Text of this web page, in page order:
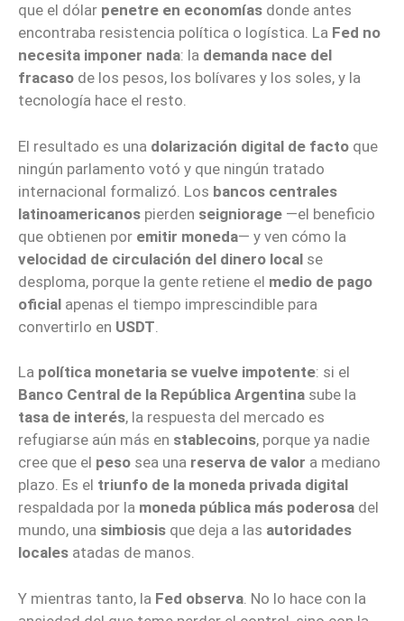
que el dólar penetre en economías donde antes
encontraba resistencia política o logística. La Fed no
necesita imponer nada: la demanda nace del
fracaso de los pesos, los bolívares y los soles, y la
tecnología hace el resto.
El resultado es una dolarización digital de facto que
ningún parlamento votó y que ningún tratado
internacional formalizó. Los bancos centrales
latinoamericanos pierden seigniorage —el beneficio
que obtienen por emitir moneda— y ven cómo la
velocidad de circulación del dinero local se
desploma, porque la gente retiene el medio de pago
oficial apenas el tiempo imprescindible para
convertirlo en USDT
La política monetaria se vuelve impotente: si el
Banco Central de la República Argentina sube la
tasa de interés, la respuesta del mercado es
refugiarse aún más en stablecoins, porque ya nadie
cree que el peso sea una reserva de valor a mediano
plazo. Es el triunfo de la moneda privada digital
respaldada por la moneda pública más poderosa del
mundo, una simbiosis que deja a las autoridades
locales atadas de manos.
Y mientras tanto, la Fed observa . No lo hace con la